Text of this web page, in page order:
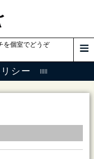
を個室でどうぞ
シー